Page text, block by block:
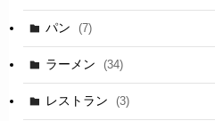
パン (7)
ラーメン (34)
レストラン (3)